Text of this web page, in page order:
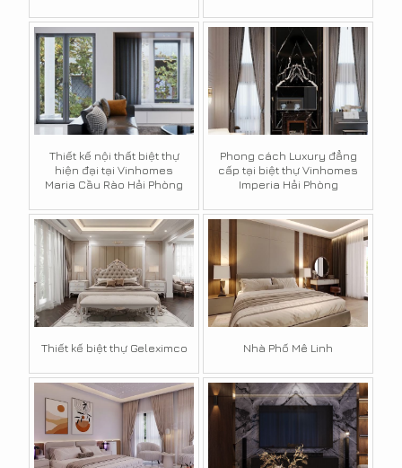
Thiết kế nội thất biệt thự
hiện đại tại Vinhomes
Maria Cầu Rào Hải Phòng
Phong cách Luxury đẳng
cấp tại biệt thự Vinhomes
Imperia Hải Phòng
Thiết kế biệt thự Geleximco Nhà Phố Mê Linh